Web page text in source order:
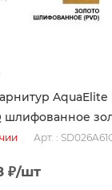
AquaElite
шлифованное
Арт. :
₽/шт